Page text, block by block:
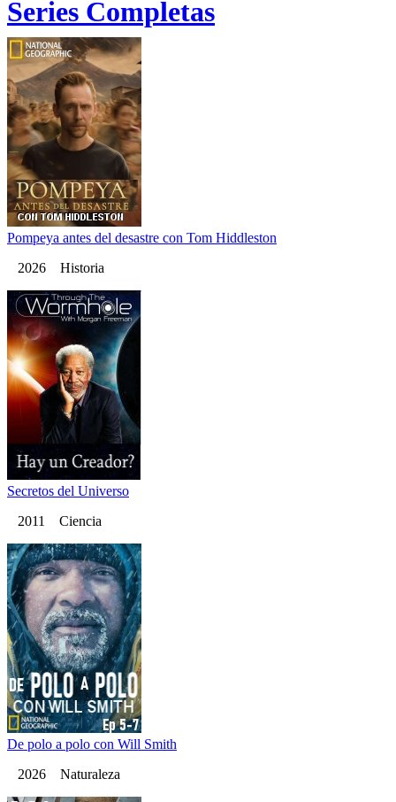
Series Completas
Pompeya antes del desastre con Tom Hiddleston
2026 Historia
Secretos del Universo
2011 Ciencia
De polo a polo con Will Smith
2026 Naturaleza